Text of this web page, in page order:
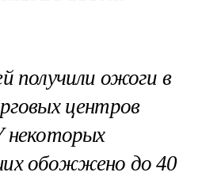
получили ожоги в
центров
некоторых
обожжено до 40